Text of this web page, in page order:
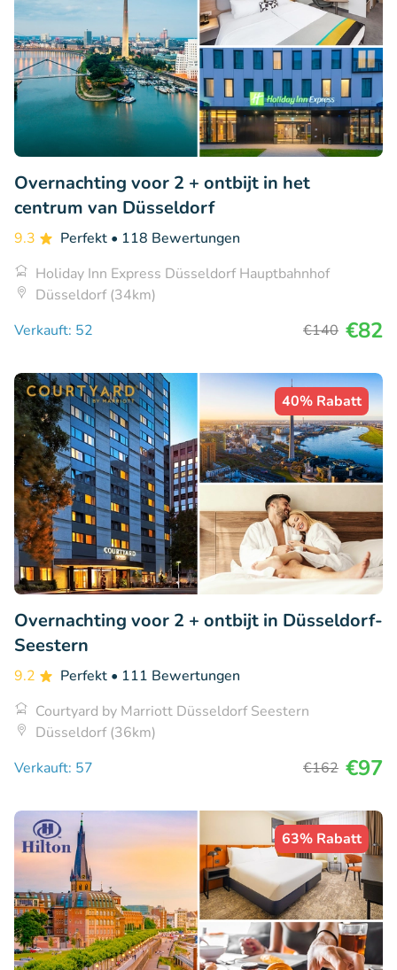
Overnachting voor 2 + ontbijt in het
centrum van Düsseldorf
9.3 Perfekt • 118 Bewertungen
Holiday Inn Express Düsseldorf Hauptbahnhof
Düsseldorf (34km)
Verkauft: 52
€140 €82
40% Rabatt
Overnachting voor 2 + ontbijt in Düsseldorf-
Seestern
9.2 Perfekt • 111 Bewertungen
Courtyard by Marriott Düsseldorf Seestern
Düsseldorf (36km)
Verkauft: 57
€162 €97
63% Rabatt